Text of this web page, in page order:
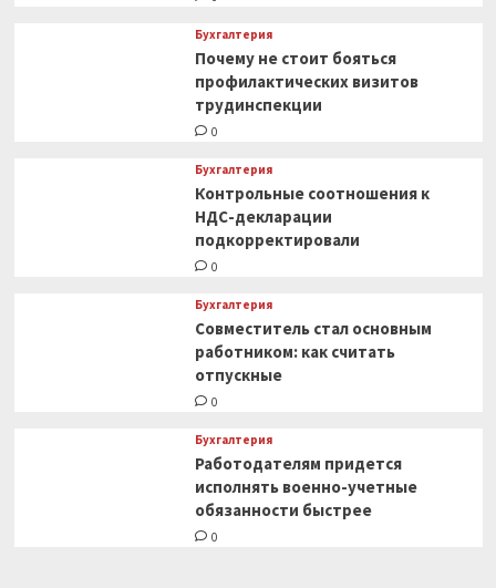
Бухгалтерия
Почему не стоит бояться
профилактических визитов
трудинспекции
0
Бухгалтерия
Контрольные соотношения к
НДС-декларации
подкорректировали
0
Бухгалтерия
Совместитель стал основным
работником: как считать
отпускные
0
Бухгалтерия
Работодателям придется
исполнять военно-учетные
обязанности быстрее
0